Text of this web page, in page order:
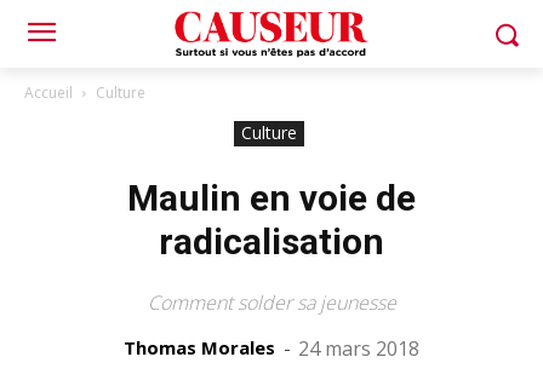
Accueil Culture
Culture
Maulin en voie de
radicalisation
Comment solder sa jeunesse
Thomas Morales - 24 mars 2018